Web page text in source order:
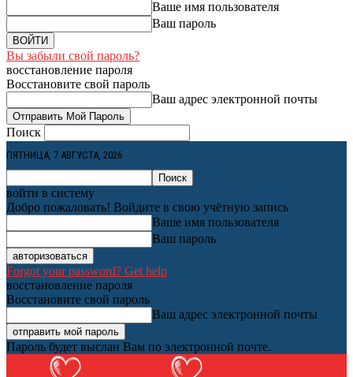
Ваше имя пользователя
Ваш пароль
Вы забыли свой пароль?
восстановление пароля
Восстановите свой пароль
Ваш адрес электронной почты
Поиск
ПЯТНИЦА, 7 АВГУСТА, 2026
войти в систему
Добро пожаловать! Войдите в свою учётную запись
Ваше имя пользователя
Ваш пароль
Forgot your password? Get help
восстановление пароля
Восстановите свой пароль
Ваш адрес электронной почты
Пароль будет выслан Вам по электронной почте.